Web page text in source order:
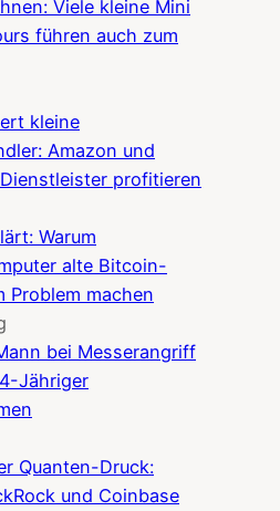
Viele kleine Mini
führen auch zum
kleine
Amazon und
profitieren
Warum
alte Bitcoin-
Problem machen
bei Messerangriff
Jähriger
Quanten-Druck:
und Coinbase